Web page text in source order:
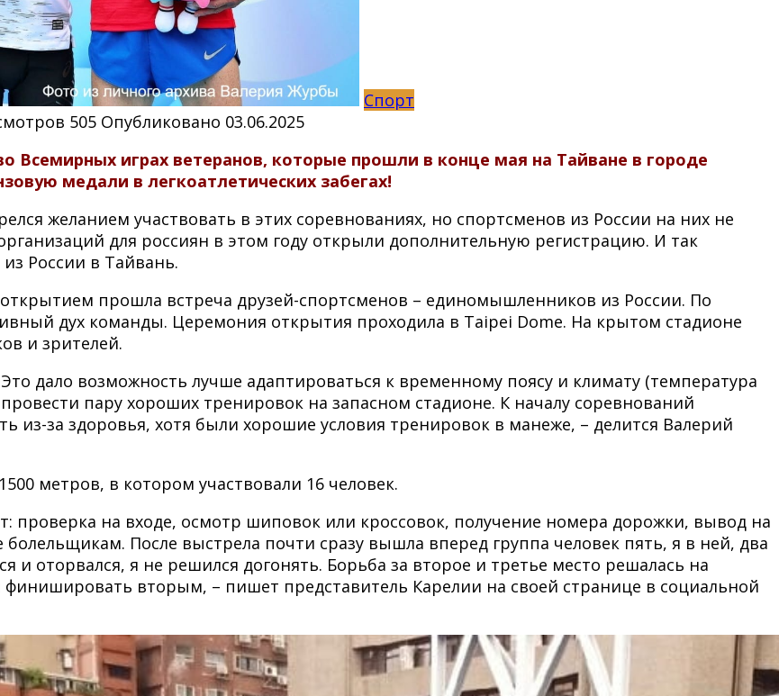
Спорт
505 Опубликовано 03.06.2025
Всемирных играх ветеранов, которые прошли в конце мая на Тайване в городе
медали в легкоатлетических забегах!
желанием участвовать в этих соревнованиях, но спортсменов из России на них не
для россиян в этом году открыли дополнительную регистрацию. И так
России в Тайвань.
прошла встреча друзей-спортсменов – единомышленников из России. По
дух команды. Церемония открытия проходила в Taipei Dome. На крытом стадионе
и зрителей.
дало возможность лучше адаптироваться к временному поясу и климату (температура
провести пару хороших тренировок на запасном стадионе. К началу соревнований
из-за здоровья, хотя были хорошие условия тренировок в манеже, – делится Валерий
метров, в котором участвовали 16 человек.
проверка на входе, осмотр шиповок или кроссовок, получение номера дорожки, вывод на
После выстрела почти сразу вышла вперед группа человек пять, я в ней, два
и оторвался, я не решился догонять. Борьба за второе и третье место решалась на
финишировать вторым, – пишет представитель Карелии на своей странице в социальной